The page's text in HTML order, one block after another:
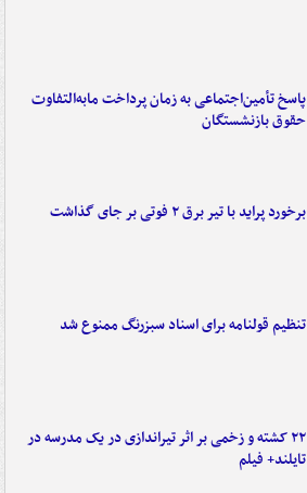
پاسخ تأمین‌اجتماعی به زمان پرداخت مابه‌التفاوت
حقوق بازنشستگان
برخورد پراید با تیر برق ۲ فوتی بر جای گذاشت
تنظیم قولنامه برای اسناد سبزرنگ ممنوع شد
۲۲ کشته و زخمی بر اثر تیراندازی در یک مدرسه در
تایلند+ فیلم